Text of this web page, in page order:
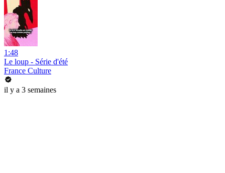
1:48
Le loup - Série d'été
France Culture
il y a 3 semaines